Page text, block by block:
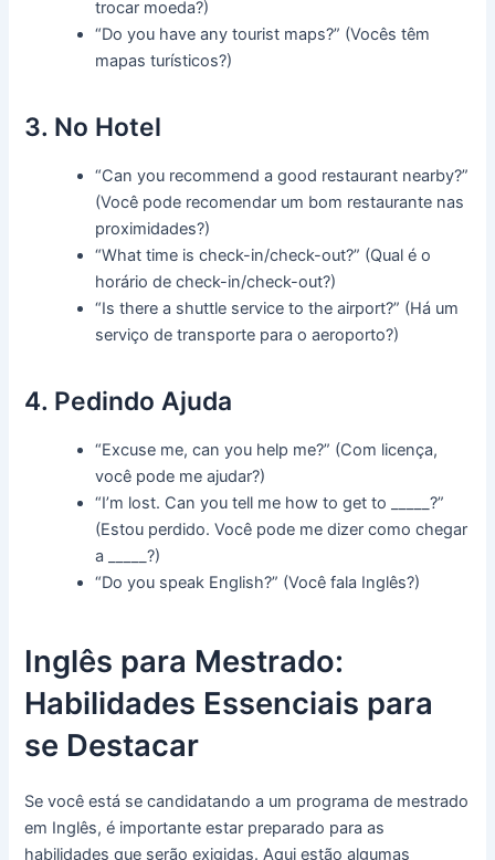
trocar moeda?)
“Do you have any tourist maps?” (Vocês têm
mapas turísticos?)
3. No Hotel
“Can you recommend a good restaurant nearby?”
(Você pode recomendar um bom restaurante nas
proximidades?)
“What time is check-in/check-out?” (Qual é o
horário de check-in/check-out?)
“Is there a shuttle service to the airport?” (Há um
serviço de transporte para o aeroporto?)
4. Pedindo Ajuda
“Excuse me, can you help me?” (Com licença,
você pode me ajudar?)
“I’m lost. Can you tell me how to get to _____?”
(Estou perdido. Você pode me dizer como chegar
a _____?)
“Do you speak English?” (Você fala Inglês?)
Inglês para Mestrado:
Habilidades Essenciais para
se Destacar
Se você está se candidatando a um programa de mestrado
em Inglês, é importante estar preparado para as
habilidades que serão exigidas. Aqui estão algumas